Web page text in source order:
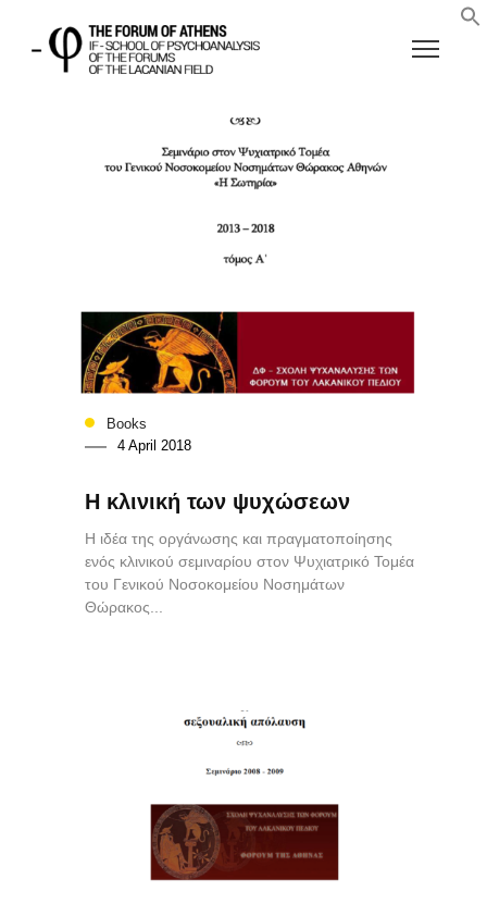
Books
4 April 2018
Η κλινική των ψυχώσεων
Η ιδέα της οργάνωσης και πραγματοποίησης
ενός κλινικού σεμιναρίου στον Ψυχιατρικό Τομέα
του Γενικού Νοσοκομείου Νοσημάτων
Θώρακος...